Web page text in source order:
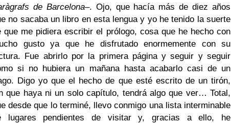
de Barcelona–. Ojo, que hacía más de diez años
no sacaba un libro en esta lengua y yo he tenido la suerte
que me pidiera escribir el prólogo, cosa que he hecho con
gusto ya que he disfrutado enormemente con su
Fue abrirlo por la primera página y seguir y seguir
si no hubiera un mañana hasta acabarlo casi de un
Digo yo que el hecho de que esté escrito de un tirón,
que haya ni un solo capítulo, tendrá algo que ver… Total,
desde que lo terminé, llevo conmigo una lista interminable
lugares pendientes de visitar y, gracias a ello, he